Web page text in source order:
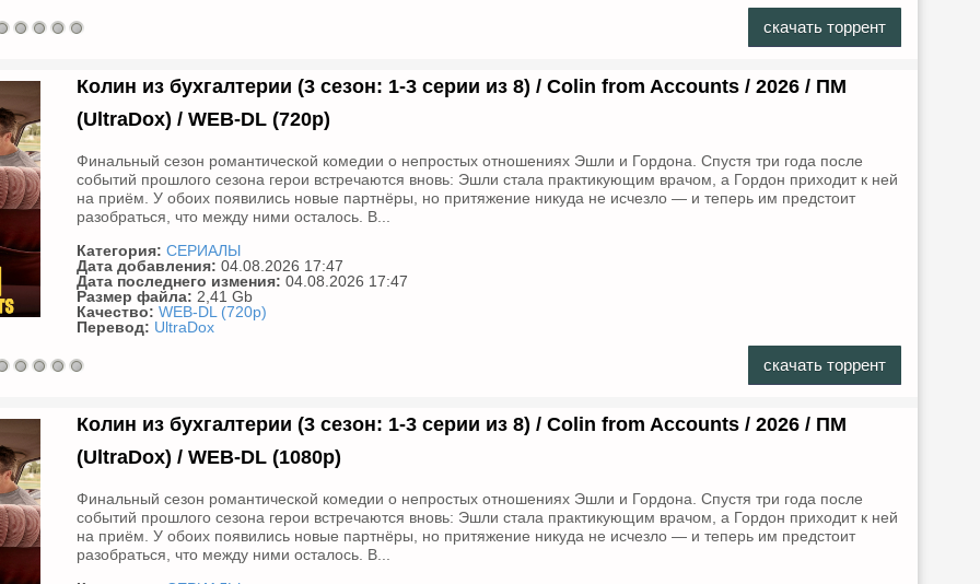
скачать торрент
Колин из бухгалтерии (3 сезон: 1-3 серии из 8) / Colin from Accounts / 2026 / ПМ
(UltraDox) / WEB-DL (720p)
Финальный сезон романтической комедии о непростых отношениях Эшли и Гордона. Спустя три года после
событий прошлого сезона герои встречаются вновь: Эшли стала практикующим врачом, а Гордон приходит к ней
на приём. У обоих появились новые партнёры, но притяжение никуда не исчезло — и теперь им предстоит
разобраться, что между ними осталось. В...
Категория: СЕРИАЛЫ
Дата добавления: 04.08.2026 17:47
Дата последнего измения: 04.08.2026 17:47
Размер файла: 2,41 Gb
Качество: WEB-DL (720p)
Перевод: UltraDox
скачать торрент
Колин из бухгалтерии (3 сезон: 1-3 серии из 8) / Colin from Accounts / 2026 / ПМ
(UltraDox) / WEB-DL (1080p)
Финальный сезон романтической комедии о непростых отношениях Эшли и Гордона. Спустя три года после
событий прошлого сезона герои встречаются вновь: Эшли стала практикующим врачом, а Гордон приходит к ней
на приём. У обоих появились новые партнёры, но притяжение никуда не исчезло — и теперь им предстоит
разобраться, что между ними осталось. В...